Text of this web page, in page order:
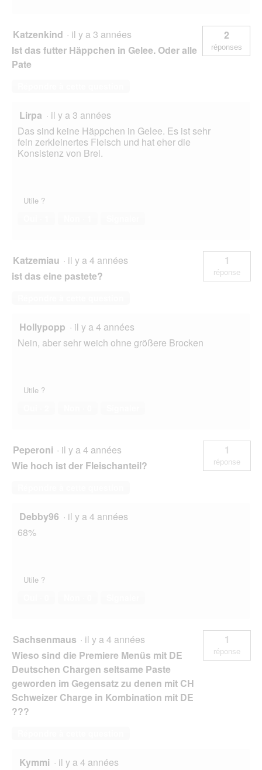
Katzenkind · il y a 3 années
Ist das futter Häppchen in Gelee. Oder alle
Pate
2
réponses
Lirpa · il y a 3 années
Das sind keine Häppchen in Gelee. Es ist sehr
fein zerkleinertes Fleisch und hat eher die
Konsistenz von Brei.
Utile ?
Katzemiau · il y a 4 années
ist das eine pastete?
1
réponse
Hollypopp · il y a 4 années
Nein, aber sehr weich ohne größere Brocken
Utile ?
Peperoni · il y a 4 années
Wie hoch ist der Fleischanteil?
1
réponse
Debby96 · il y a 4 années
68%
Utile ?
Sachsenmaus · il y a 4 années
Wieso sind die Premiere Menüs mit DE
Deutschen Chargen seltsame Paste
geworden im Gegensatz zu denen mit CH
Schweizer Charge in Kombination mit DE
???
1
réponse
Kymmi · il y a 4 années